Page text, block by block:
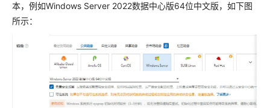
本，例如Windows Server 2022数据中心版64位中文版，如下图
所示：